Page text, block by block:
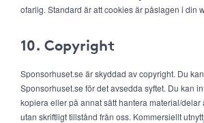
ofarlig. Standard är att cookies är påslagen i din
10. Copyright
Sponsorhuset.se är skyddad av copyright. Du
Sponsorhuset.se för det avsedda syftet. Du kan
kopiera eller på annat sätt hantera material/delar
utan skriftligt tillstånd från oss. Kommersiellt